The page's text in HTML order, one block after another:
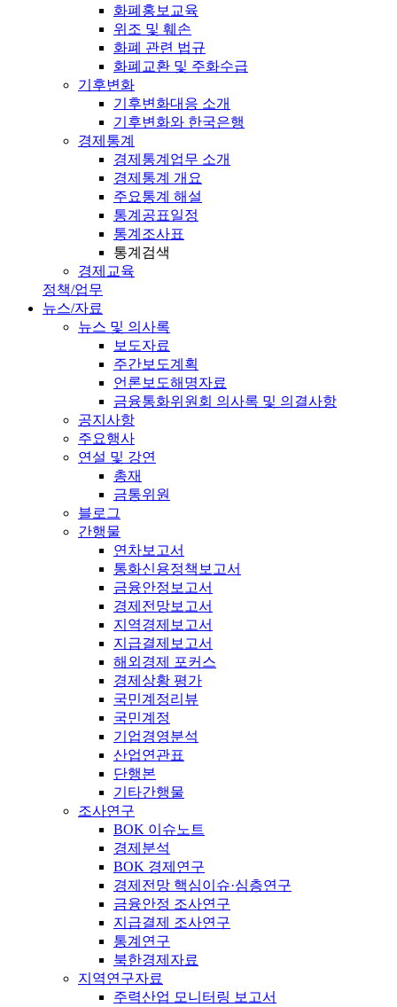
화폐홍보교육
위조 및 훼손
화폐 관련 법규
화폐교환 및 주화수급
기후변화
기후변화대응 소개
기후변화와 한국은행
경제통계
경제통계업무 소개
경제통계 개요
주요통계 해설
통계공표일정
통계조사표
통계검색
경제교육
정책/업무
뉴스/자료
뉴스 및 의사록
보도자료
주간보도계획
언론보도해명자료
금융통화위원회 의사록 및 의결사항
공지사항
주요행사
연설 및 강연
총재
금통위원
블로그
간행물
연차보고서
통화신용정책보고서
금융안정보고서
경제전망보고서
지역경제보고서
지급결제보고서
해외경제 포커스
경제상황 평가
국민계정리뷰
국민계정
기업경영분석
산업연관표
단행본
기타간행물
조사연구
BOK 이슈노트
경제분석
BOK 경제연구
경제전망 핵심이슈·심층연구
금융안정 조사연구
지급결제 조사연구
통계연구
북한경제자료
지역연구자료
주력산업 모니터링 보고서